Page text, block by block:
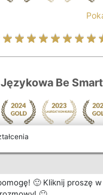
🙂 Kliknij proszę w
Językowa Be Smart